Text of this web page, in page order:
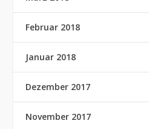
Februar 2018
Januar 2018
Dezember 2017
November 2017